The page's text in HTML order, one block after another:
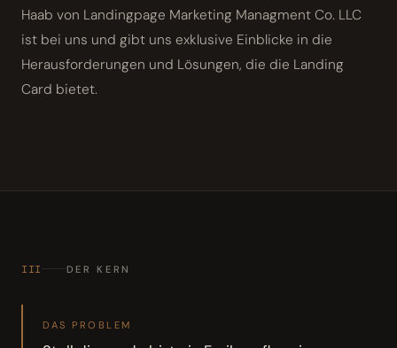
Haab von Landingpage Marketing Managment Co. LLC
ist bei uns und gibt uns exklusive Einblicke in die
Herausforderungen und Lösungen, die die Landing
Card bietet.
III DER KERN
DAS PROBLEM